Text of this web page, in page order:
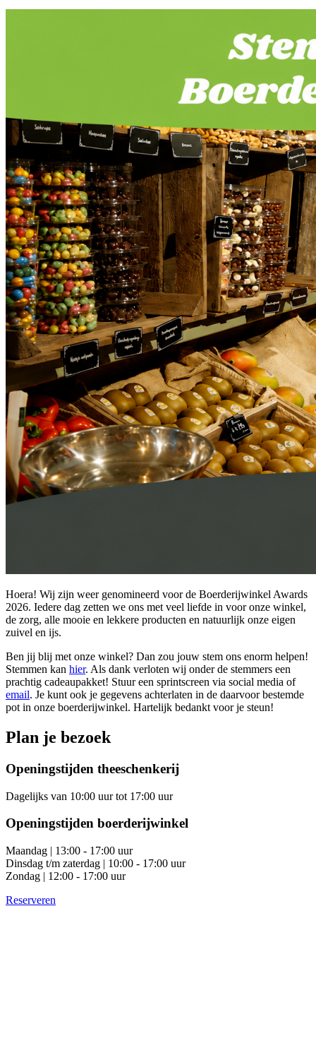
Hoera! Wij zijn weer genomineerd voor de Boerderijwinkel Awards
2026. Iedere dag zetten we ons met veel liefde in voor onze winkel,
de zorg, alle mooie en lekkere producten en natuurlijk onze eigen
zuivel en ijs.
Ben jij blij met onze winkel? Dan zou jouw stem ons enorm helpen!
Stemmen kan hier. Als dank verloten wij onder de stemmers een
prachtig cadeaupakket! Stuur een sprintscreen via social media of
email. Je kunt ook je gegevens achterlaten in de daarvoor bestemde
pot in onze boerderijwinkel. Hartelijk bedankt voor je steun!
Plan je bezoek
Openingstijden theeschenkerij
Dagelijks van 10:00 uur tot 17:00 uur
Openingstijden boerderijwinkel
Maandag | 13:00 - 17:00 uur
Dinsdag t/m zaterdag | 10:00 - 17:00 uur
Zondag | 12:00 - 17:00 uur
Reserveren